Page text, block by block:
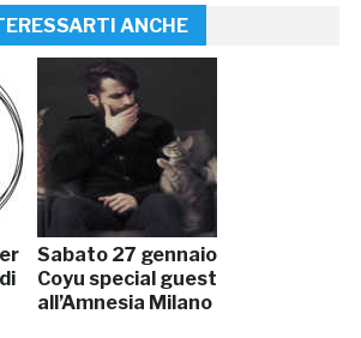
ANCHE
Sabato 27 gennaio
Coyu special guest
all’Amnesia Milano